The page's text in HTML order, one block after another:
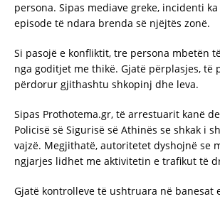
persona. Sipas mediave greke, incidenti
episode të ndara brenda së njëjtës zonë.
Si pasojë e konfliktit, tre persona mbetën
nga goditjet me thikë. Gjatë përplasjes, të
përdorur gjithashtu shkopinj dhe leva.
Sipas Prothotema.gr, të arrestuarit kanë
Policisë së Sigurisë së Athinës se shkak i
vajzë. Megjithatë, autoritetet dyshojnë se
ngjarjes lidhet me aktivitetin e trafikut të
Gjatë kontrolleve të ushtruara në banesat